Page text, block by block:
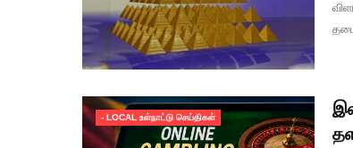
- LOCAL உள்நாட்டு செய்திகள்